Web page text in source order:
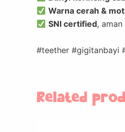
Warna cerah &
SNI certified,
#teether #gigitanbayi
Related